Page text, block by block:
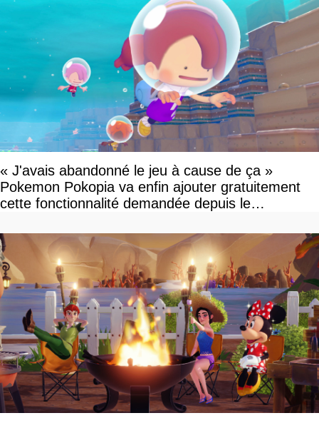
« J'avais abandonné le jeu à cause de ça »
Pokemon Pokopia va enfin ajouter gratuitement
cette fonctionnalité demandée depuis le